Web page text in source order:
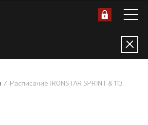
Расписание IRONSTAR SPRINT & 113